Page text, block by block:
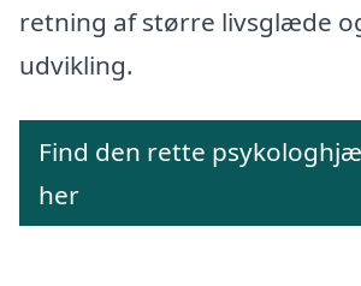
retning af større livsglæde
udvikling.
Find den rette
her